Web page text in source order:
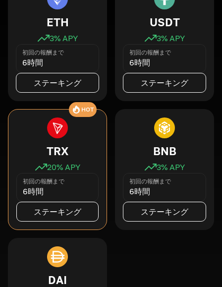
ETH
3% APY
初回の報酬まで
6時間
ステーキング
USDT
3% APY
初回の報酬まで
6時間
ステーキング
HOT
TRX
20% APY
初回の報酬まで
6時間
ステーキング
BNB
3% APY
初回の報酬まで
6時間
ステーキング
DAI